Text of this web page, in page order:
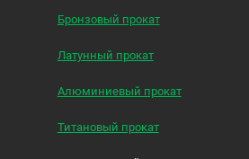
Бронзовый прокат
Латунный прокат
Алюминиевый прокат
Титановый прокат